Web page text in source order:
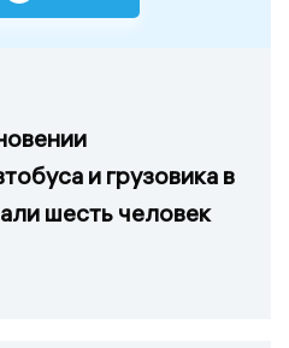
и грузовика в
шесть человек